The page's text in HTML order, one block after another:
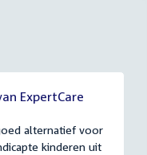
ExpertCare
alternatief voor
kinderen uit